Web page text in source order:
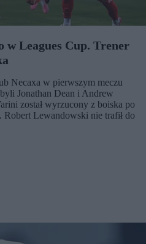
w Leagues Cup. Trener
Necaxa w pierwszym meczu
Jonathan Dean i Andrew
został wyrzucony z boiska po
Lewandowski nie trafił do